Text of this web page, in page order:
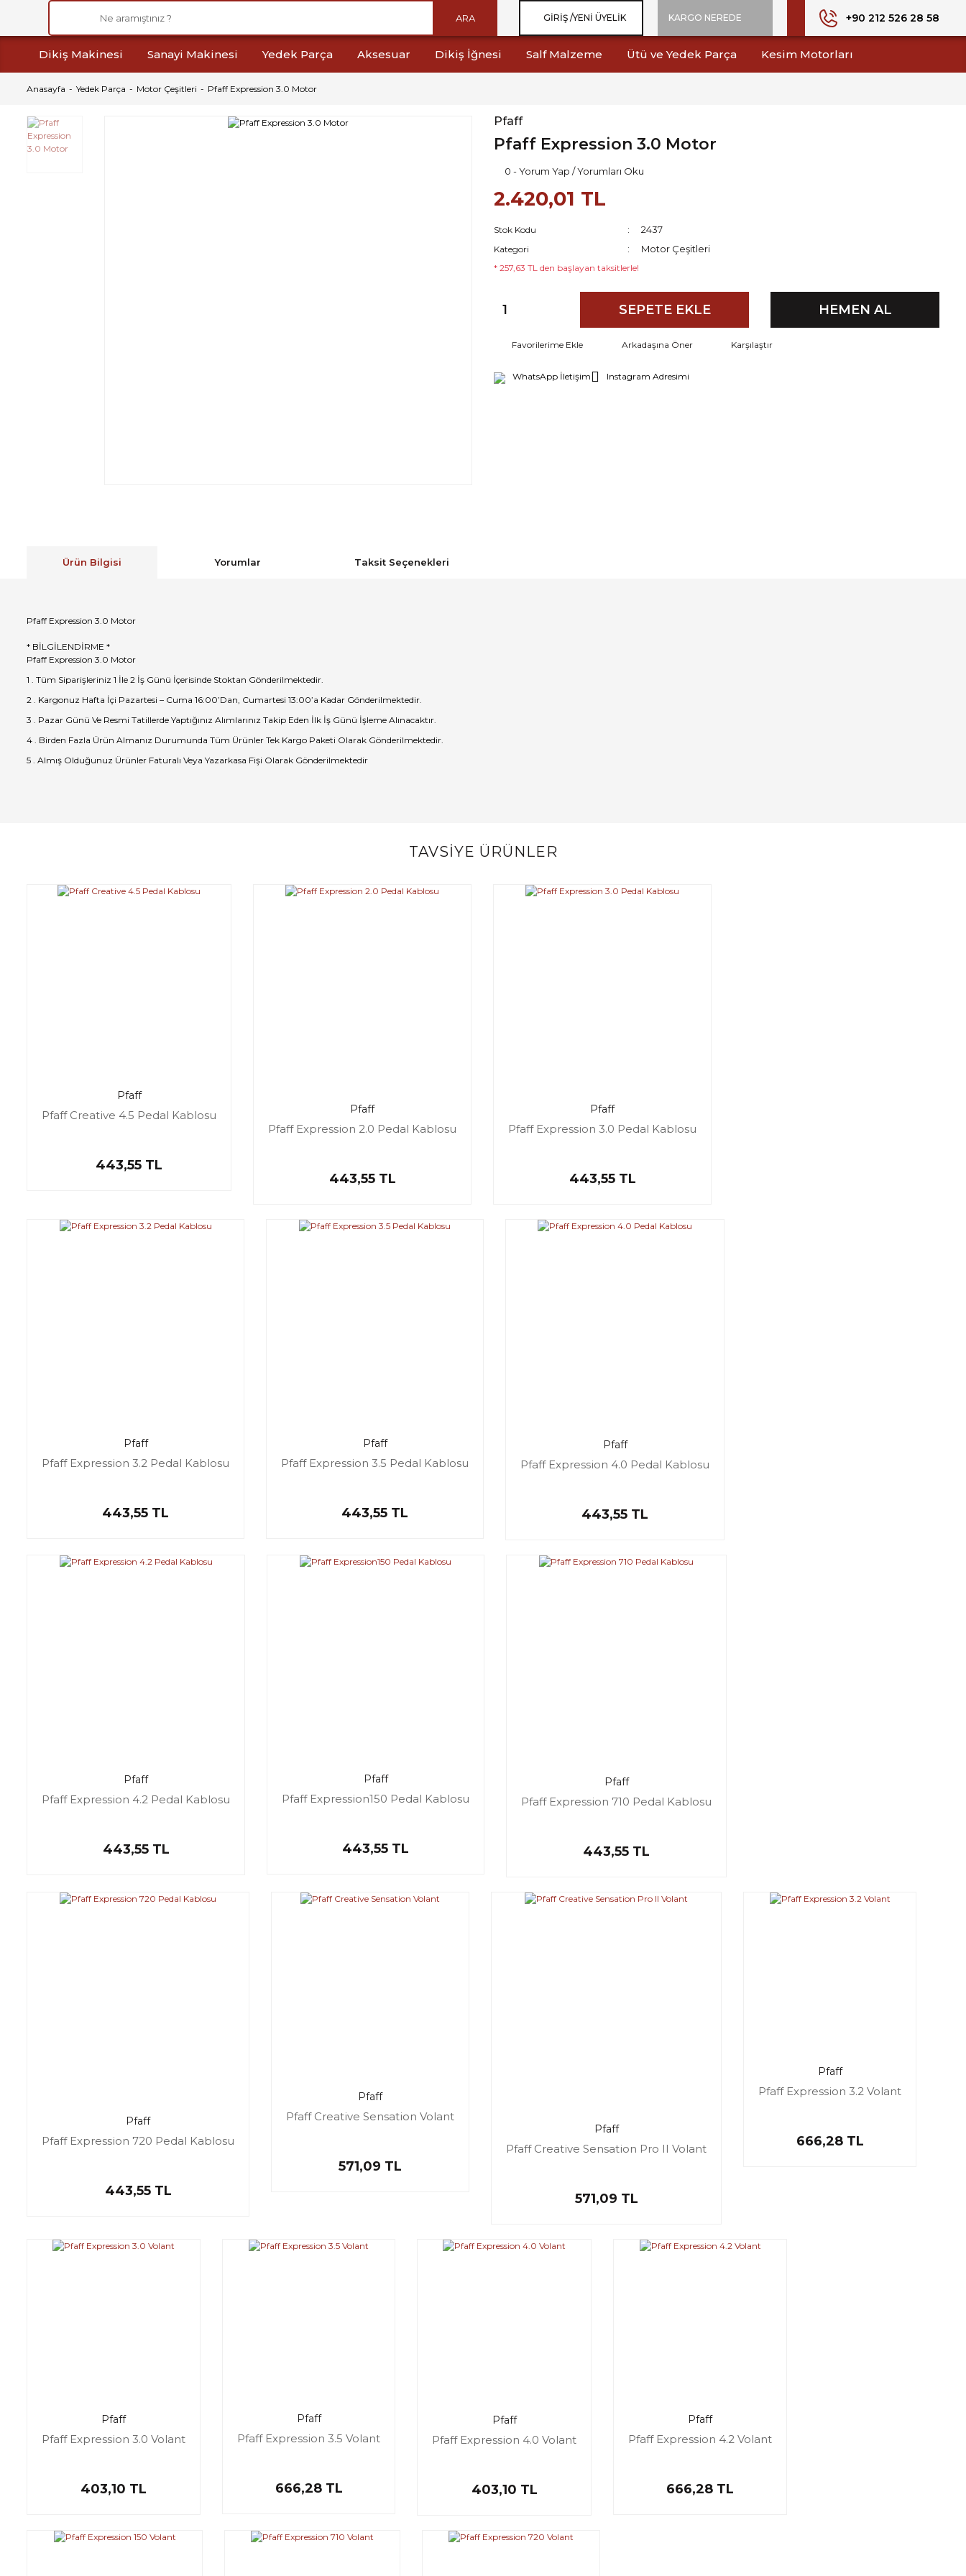
ARA GIRIŞ /YENI ÜYELIK KARGO NEREDE +90 212 526 28 58
Dikiş Makinesi Sanayi Makinesi Yedek Parça Aksesuar Dikiş İğnesi Salf Malzeme Ütü ve Yedek Parça Kesim Motorları
Anasayfa Yedek Parça Motor Çeşitleri Pfaff Expression 3.0 Motor
Pfaff
Pfaff Expression 3.0 Motor
0 - Yorum Yap / Yorumları Oku
2.420,01 TL
Stok Kodu 2437
Kategori Motor Çeşitleri
* 257,63 TL den başlayan taksitlerle!
SEPETE EKLE HEMEN AL
Arkadaşına Öner Karşılaştır
WhatsApp İletişim Instagram Adresimi
Ürün Bilgisi Yorumlar Taksit Seçenekleri
Pfaff Expression 3.0 Motor
* BİLGİLENDİRME *
Pfaff Expression 3.0 Motor
1 . Tüm Siparişleriniz 1 İle 2 İş Günü İçerisinde Stoktan Gönderilmektedir.
2 . Kargonuz Hafta İçi Pazartesi – Cuma 16:00’Dan, Cumartesi 13:00’a Kadar Gönderilmektedir.
3 . Pazar Günü Ve Resmi Tatillerde Yaptığınız Alımlarınız Takip Eden İlk İş Günü İşleme Alınacaktır.
4 . Birden Fazla Ürün Almanız Durumunda Tüm Ürünler Tek Kargo Paketi Olarak Gönderilmektedir.
5 . Almış Olduğunuz Ürünler Faturalı Veya Yazarkasa Fişi Olarak Gönderilmektedir
Bu ürüne ilk yorumu siz yapın!
TAVSİYE ÜRÜNLER
Pfaff
Pfaff Creative 4.5 Pedal Kablosu
443,55 TL
Pfaff
Pfaff Expression 2.0 Pedal Kablosu
443,55 TL
Pfaff
Pfaff Expression 3.0 Pedal Kablosu
443,55 TL
Pfaff
Pfaff Expression 3.2 Pedal Kablosu
443,55 TL
Pfaff
Pfaff Expression 3.5 Pedal Kablosu
443,55 TL
Pfaff
Pfaff Expression 4.0 Pedal Kablosu
443,55 TL
Pfaff
Pfaff Expression 4.2 Pedal Kablosu
443,55 TL
Pfaff
Pfaff Expression150 Pedal Kablosu
443,55 TL
Pfaff
Pfaff Expression 710 Pedal Kablosu
443,55 TL
Pfaff
Pfaff Expression 720 Pedal Kablosu
443,55 TL
Pfaff
Pfaff Creative Sensation Volant
571,09 TL
Pfaff
Pfaff Creative Sensation Pro II Volant
571,09 TL
Pfaff
Pfaff Expression 3.2 Volant
666,28 TL
Pfaff
Pfaff Expression 3.0 Volant
403,10 TL
Pfaff
Pfaff Expression 3.5 Volant
666,28 TL
Pfaff
Pfaff Expression 4.0 Volant
403,10 TL
Pfaff
Pfaff Expression 4.2 Volant
666,28 TL